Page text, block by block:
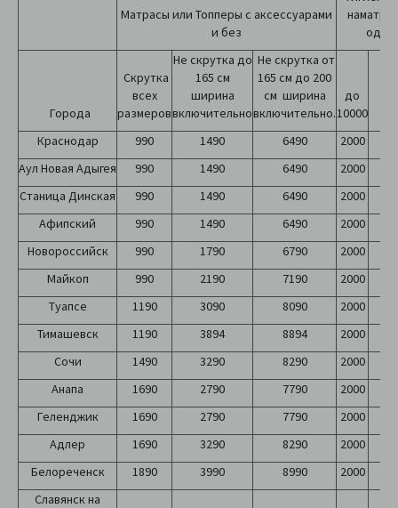
Матрасы или Топперы с аксессуарами
и без
Города
Скрутка
всех
размеров
Не скрутка до
165 см
ширина
включительно
Не скрутка от
165 см до 200
см ширина
включительно.
до
10000
Краснодар
990 1490 6490 2000
Аул Новая Адыгея
990 1490 6490 2000
Станица Динская
990 1490 6490 2000
Афипский
990 1490 6490 2000
Новороссийск
990 1790 6790 2000
Майкоп
990 2190 7190 2000
Туапсе
1190 3090 8090 2000
Тимашевск
1190 3894 8894 2000
Сочи
1490 3290 8290 2000
Анапа
1690 2790 7790 2000
Геленджик
1690 2790 7790 2000
Адлер
1690 3290 8290 2000
Белореченск
1890 3990 8990 2000
Славянск на